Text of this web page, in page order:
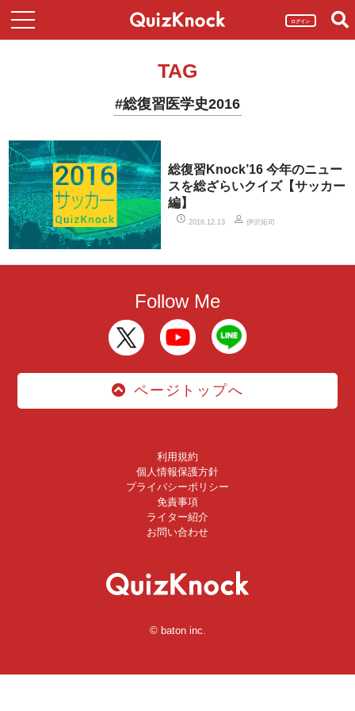
ログイン
TAG
#総復習医学史2016
総復習Knock’16 今年のニュー
スを総ざらいクイズ【サッカー
編】
2016.12.13 伊沢拓司
Follow Me
ページトップへ
利用規約
個人情報保護方針
プライバシーポリシー
免責事項
ライター紹介
お問い合わせ
© baton inc.